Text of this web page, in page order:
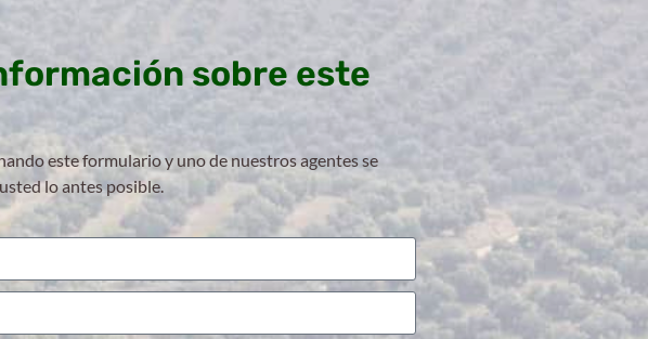
sobre este
este formulario y uno de nuestros agentes se
lo antes posible.